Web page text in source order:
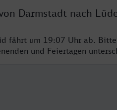
Darmstadt nach
fährt um 19:07 Uhr ab.
und Feiertagen